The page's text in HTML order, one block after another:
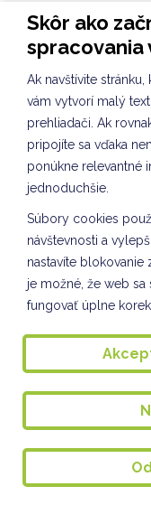
Sebarozvoj a
CLIL v ŠKD I.
Komunikácia a
ŠKD
Sebarozvoj a
Environmentálne
BURZA HRAČIEK
Sebarozvoj a
Návšteva
Spoločnosť a
Čitateľské aktivity
Spoločnosť a
DOPRAVÁČIK
Rovesnícke
Skôr ako
spracovania
Ak navštívite
vám vytvorí malý
prehliadači. Ak
pripojíte sa vďaka
ponúkne relevantné
jednoduchšie.
Súbory cookies
návštevnosti a
nastavíte blokovanie
je možné, že web sa
fungovať úplne